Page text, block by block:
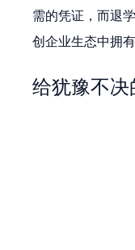
需的凭证，而退
创企业生态中拥有
给犹豫不